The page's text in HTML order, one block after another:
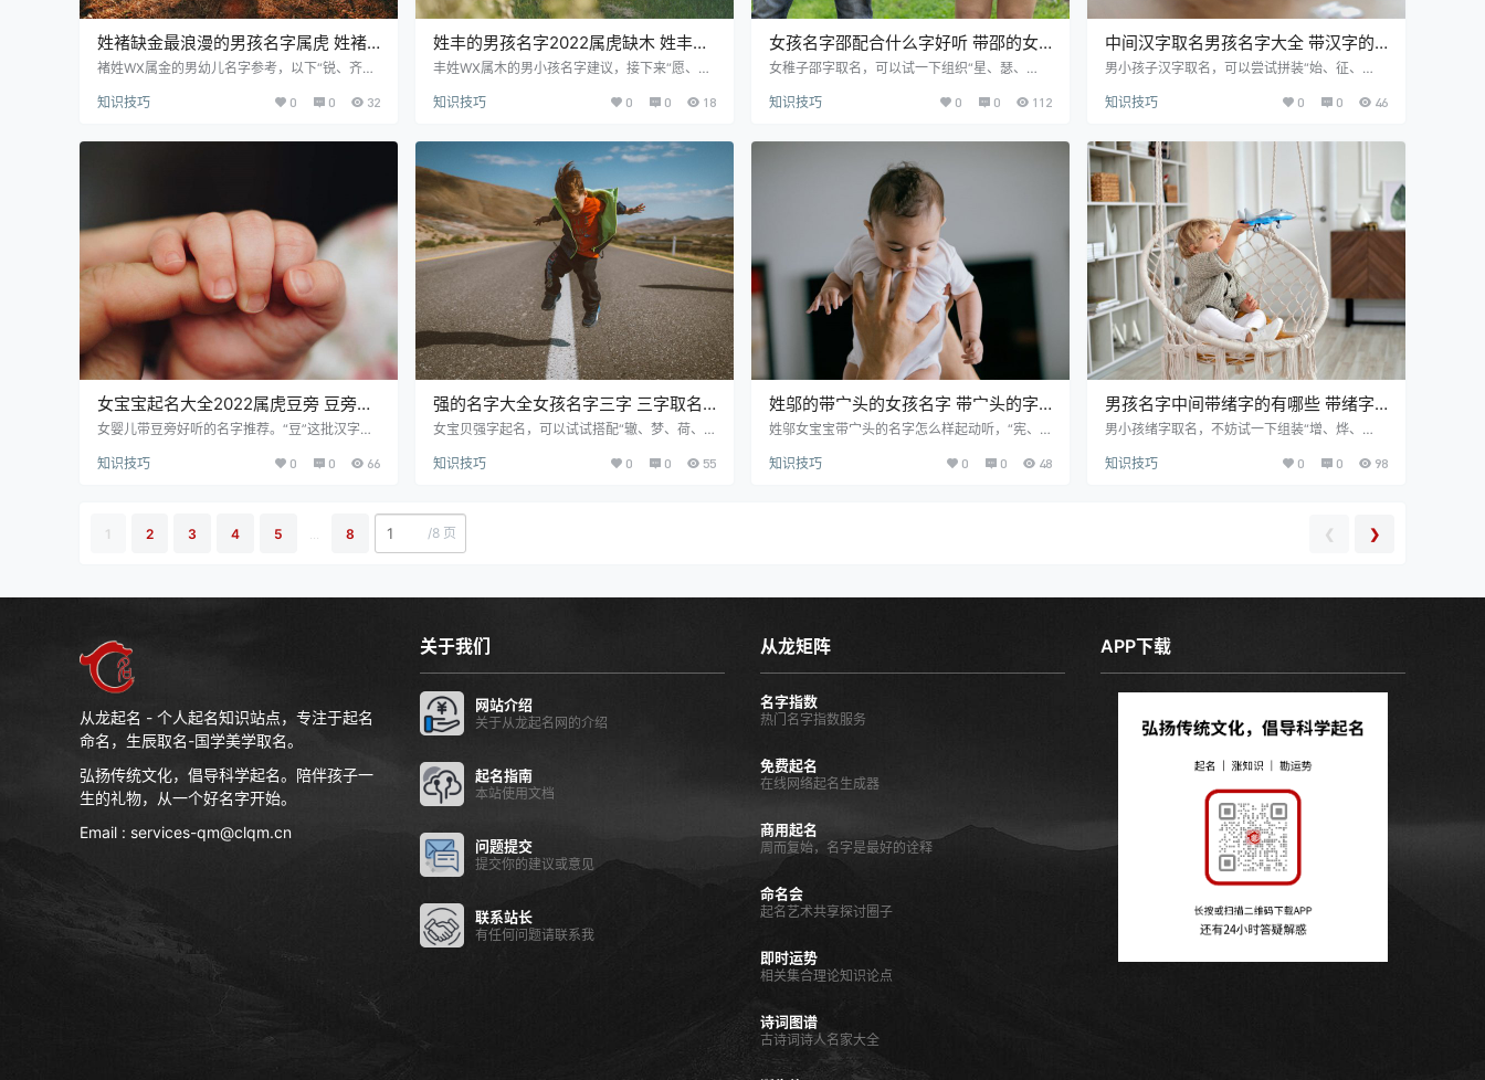
姓褚缺金最浪漫的男孩名字属虎 姓褚
带金名字男孩名字
褚姓WX属金的男幼儿名字参考，以下“锐、齐、
鉴。有许多娃儿生来WX少金，父母们都想结合
字可以给宝宝带来红运。对宝宝起名感兴趣的一
齐一致、齐全。（jì）指调剂、药剂、成功…
知识技巧 0 0 32
姓丰的男孩名字2022属虎缺木 姓丰的
男孩名字带木
丰姓WX属木的男小孩名字建议，接下来“愿、
以参照。有许多小娃生来WX缺木，家长们皆想
名字会给小孩子带来红运。下面就跟小编一起来
了解一下吧。 丰姓男孩名字精选推荐： 丰愿 fēn
g yuàn 寓意解释：愿：指乐意，想要，希望。
丰献 fēng xiàn 寓意解释：献：指奉献、贡献、
献礼。取名寓意具有奉献精神，并做出突…
知识技巧 0 0 18
女孩名字邵配合什么字好听 带邵的女
孩名字稀少又好听
女稚子邵字取名，可以试一下组织“星、瑟、
女宝宝起名用邵字内涵诗意，因此众多家人在给
够帮到你。 优质精选美名推荐： 邵盈 shào yíng
hào xīng 寓意解释：星：指能发光或能反射光的
天体。 邵瑟 shào sè 寓意解释：瑟：指洁净鲜明
的样子。 邵允 shào…
知识技巧 0 0 112
中间汉字取名男孩名字大全 带汉字的
男孩名字清纯属虎
男小孩子汉字取名，可以尝试拼装“始、征、
儿童起名用汉字好听聚财，所以很多父母在给孩
下。 优质精选美名推荐： 影汉 yǐng hàn 寓意解
释：影：指影子，又引申为图像、形象。 汉始 h
àn shǐ 寓意解释：始：指开始，又指始终、始
创。 汉征 hàn zhēng 寓意解释：征：意为运
行、出征、寻求。 汉北 hàn …
知识技巧 0 0 46
女宝宝起名大全2022属虎豆旁 豆旁字
取名女孩名字
女婴儿带豆旁好听的名字推荐。“豆”这批汉字给
大多家长都为小娃取个美名发愁。一起来看下这
豆 rén dòu 寓意解释：任：指相信、依赖、任
知识技巧 0 0 66
强的名字大全女孩名字三字 三字取名
女孩名字寓意强
女宝贝强字起名，可以试试搭配“辙、梦、荷、
孩子取名用强字押韵好听，因而许多父母在给儿
zhé 寓意解释：辙：指车轮压的痕迹，引申指主
意、途径。 强瑶 qiáng yáo 寓意解释：瑶：美
玉，喻美好，珍贵，光明洁白。 强梦 qiáng mèn
知识技巧 0 0 55
姓邬的带宀头的女孩名字 带宀头的字
女孩名字大全集
姓邬女宝宝带宀头的名字怎么样起动听，“宪、
众多家长想给婴儿找个带宀头的名字，这批名字
知识技巧 0 0 48
男孩名字中间带绪字的有哪些 带绪字
的男孩名字超梦幻
男小孩绪字取名，不妨试一下组装“增、烨、
娃起名用绪字洋气简单，那么大多父母在给宝贝
明、正直。取名寓意为人光明磊落，正直公道。
知识技巧 0 0 98
1 2 3 4 5 8 /8 页 ❮ ❯
从龙起名 - 个人起名知识站点，专注于起名
命名，生辰取名-国学美学取名。
弘扬传统文化，倡导科学起名。陪伴孩子一
生的礼物，从一个好名字开始。
Email : services-qm@clqm.cn
关于我们
网站介绍
关于从龙起名网的介绍
起名指南
本站使用文档
问题提交
提交你的建议或意见
联系站长
有任何问题请联系我
从龙矩阵
名字指数
热门名字指数服务
免费起名
在线网络起名生成器
商用起名
周而复始，名字是最好的诠释
命名会
起名艺术共享探讨圈子
即时运势
相关集合理论知识论点
诗词图谱
古诗词诗人名家大全
APP下载